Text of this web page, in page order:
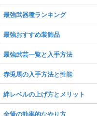
最強武器種ランキング
最強おすすめ装飾品
最強武芸一覧と入手方法
赤兎馬の入手方法と性能
絆レベルの上げ方とメリット
金策の効率的なやり方